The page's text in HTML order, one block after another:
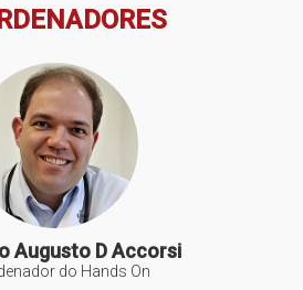
Augusto D Accorsi
do Hands On